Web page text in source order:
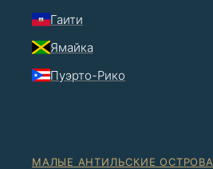
Гаити
Ямайка
Пуэрто-Рико
МАЛЫЕ АНТИЛЬСКИЕ ОСТРОВА